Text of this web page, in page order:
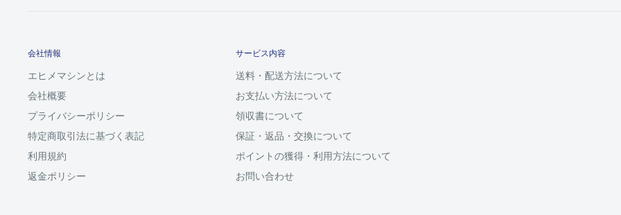
会社情報
エヒメマシンとは
会社概要
プライバシーポリシー
特定商取引法に基づく表記
利用規約
返金ポリシー
サービス内容
送料・配送方法について
お支払い方法について
領収書について
保証・返品・交換について
ポイントの獲得・利用方法について
お問い合わせ